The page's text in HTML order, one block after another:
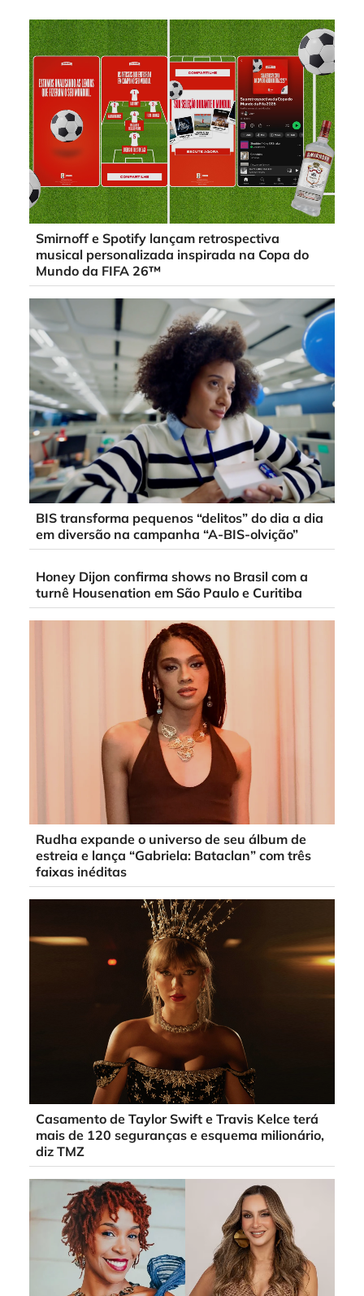
Smirnoff e Spotify lançam retrospectiva
musical personalizada inspirada na Copa do
Mundo da FIFA 26™
BIS transforma pequenos “delitos” do dia a dia
em diversão na campanha “A-BIS-olvição”
Honey Dijon confirma shows no Brasil com a
turnê Housenation em São Paulo e Curitiba
Rudha expande o universo de seu álbum de
estreia e lança “Gabriela: Bataclan” com três
faixas inéditas
Casamento de Taylor Swift e Travis Kelce terá
mais de 120 seguranças e esquema milionário,
diz TMZ